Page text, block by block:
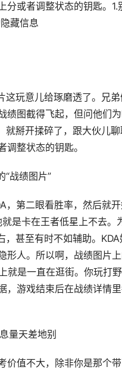
分或者调整状态的钥匙。
藏信息
玩意儿给琢磨透了。兄
绩图截得飞起，但问他们
掰开揉碎了，跟大伙儿
调整状态的钥匙。
“战绩图片”
第二眼看胜率，然后就
是卡在王者低星上不去。
甚至有时不如辅助。
人。所以啊，战绩图片
就是一直在逛街。你玩打
，游戏结束后在战绩详情
量天差地别
价值不大，除非你是那个